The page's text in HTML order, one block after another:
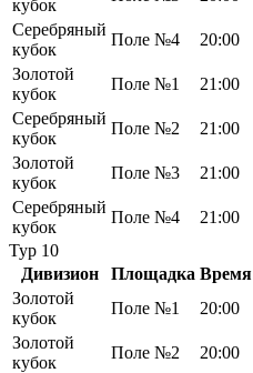
кубок
Серебряный
кубок
Поле №4 20:00
Золотой
кубок
Поле №1 21:00
Серебряный
кубок
Поле №2 21:00
Золотой
кубок
Поле №3 21:00
Серебряный
кубок
Поле №4 21:00
Тур 10
Дивизион
Площадка Время
Золотой
кубок
Поле №1 20:00
Золотой
кубок
Поле №2 20:00